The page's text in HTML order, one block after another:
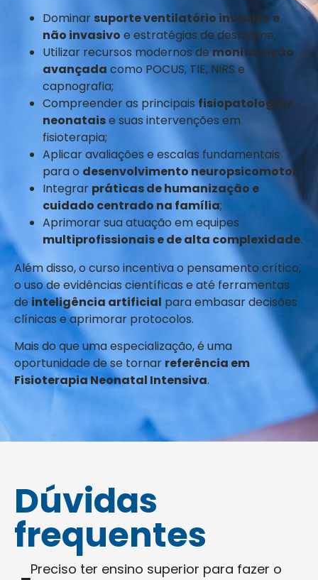
RCP Neonatal– 30h
Cintia Johnston, PhD
Método Canguru
– 30h
Priscila Dutra, MsC
Transporte do RN– 30h
Vanessa Godoy, MsC
Humanização e Cuidados Centrados
no RN e na Família– 30h
Vanessa Godoy, MsC
Dominar suporte ventilatório invasivo e
não invasivo e estratégias de desmame;
Utilizar recursos modernos de monitoração
avançada como POCUS, TIE, NIRS e
capnografia;
Compreender as principais fisiopatologias
neonataise suas intervenções em
fisioterapia;
Aplicar avaliações e escalas fundamentais
para o desenvolvimento neuropsicomotor;
Integrar práticas de humanização e
cuidado centrado na família;
Aprimorar sua atuação em equipes
multiprofissionais e de alta complexidade.
Além disso, o curso incentiva o pensamento crítico,
o uso de evidências científicas e até ferramentas
de inteligência artificial para embasar decisões
clínicas e aprimorar protocolos.
Mais do que uma especialização, é uma
oportunidade de se tornar referência em
Fisioterapia Neonatal Intensiva.
Dúvidas
frequentes
Preciso ter ensino superior para fazer o